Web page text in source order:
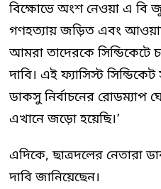
বিক্ষোভে অংশ নেওয়া এ বি
গণহত্যায় জড়িত এবং
আমরা তাদেরকে সিন্ডিকেটে
দাবি। এই ফ্যাসিস্ট
ডাকসু নির্বাচনের
এখানে জড়ো হয়েছি।’
এদিকে, ছাত্রদলের নেতারা
দাবি জানিয়েছেন।